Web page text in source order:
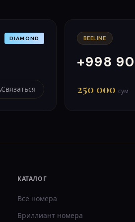
DIAMOND
Связаться
BEELINE
+998 90
000
999
250 000 сум
КАТАЛОГ
Все номера
Бриллиант номера